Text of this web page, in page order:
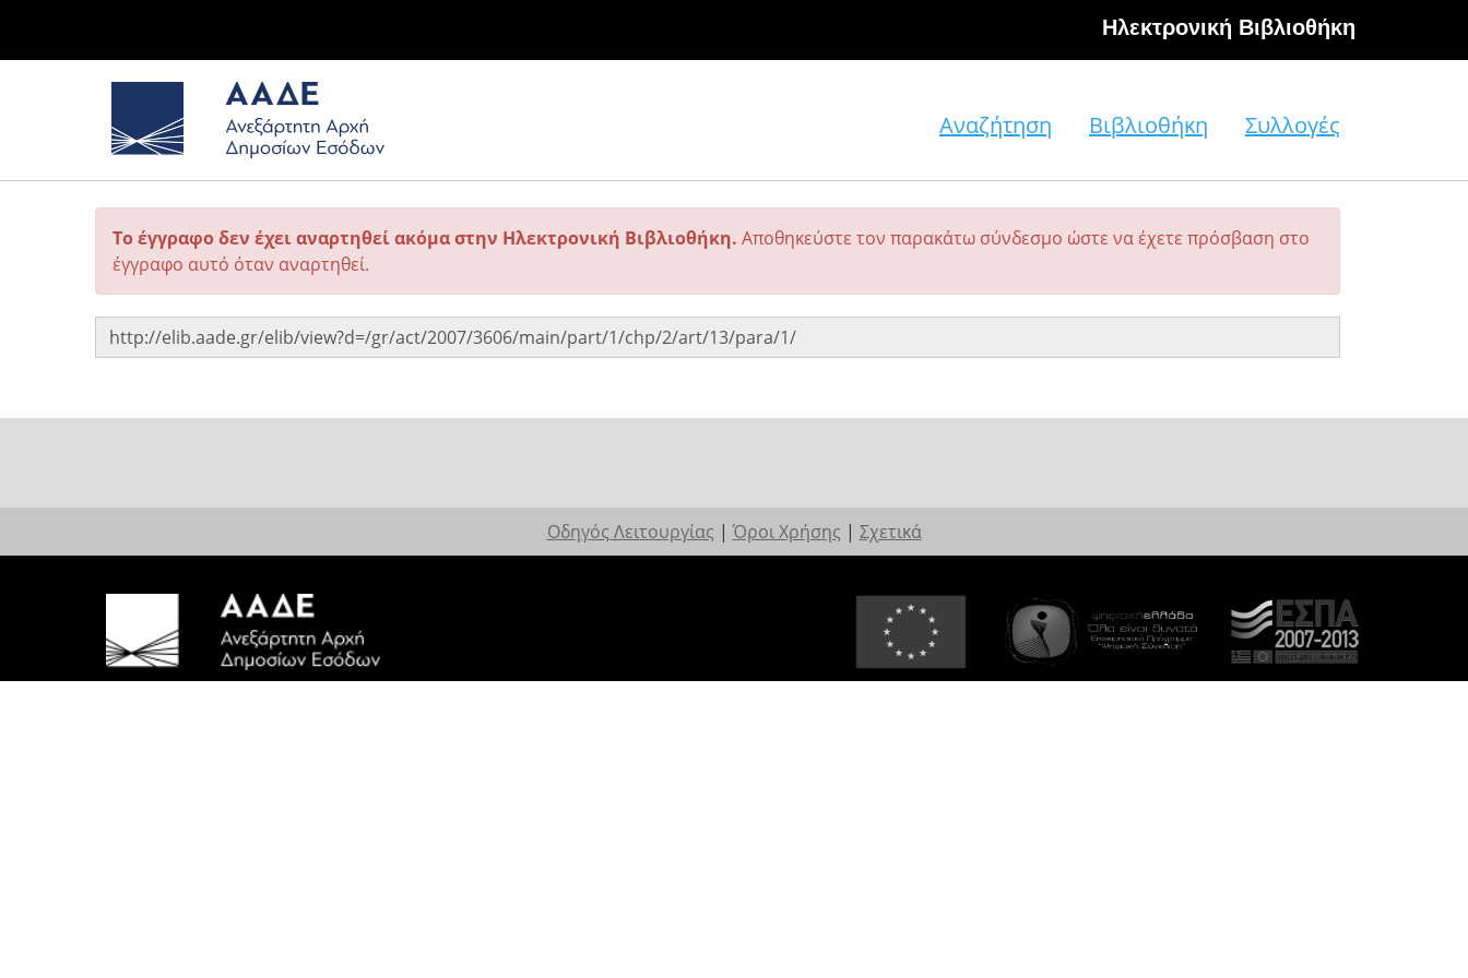
Hλεκτρονική Βιβλιοθήκη
Αναζήτηση Βιβλιοθήκη Συλλογές
Το έγγραφο δεν έχει αναρτηθεί ακόμα στην Ηλεκτρονική Βιβλιοθήκη. Αποθηκεύστε τον παρακάτω σύνδεσμο ώστε να έχετε πρόσβαση στο
έγγραφο αυτό όταν αναρτηθεί.
Οδηγός Λειτουργίας | Όροι Χρήσης | Σχετικά